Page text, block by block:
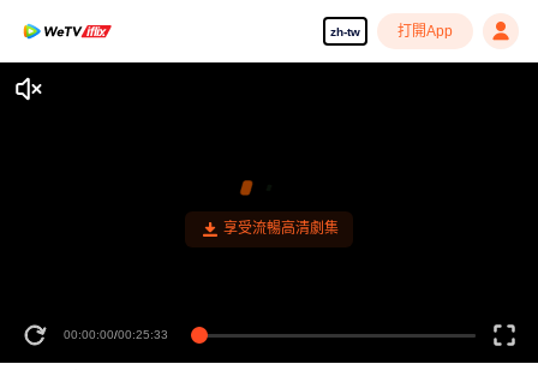
zh-tw 打開App
享受流暢高清劇集
00:00:00/00:25:33